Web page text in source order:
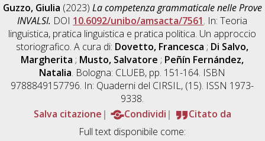
Guzzo, Giulia (2023) La competenza grammaticale nelle Prove
INVALSI. DOI 10.6092/unibo/amsacta/7561. In: Teoria
linguistica, pratica linguistica e pratica politica. Un approccio
storiografico. A cura di: Dovetto, Francesca ; Di Salvo,
Margherita ; Musto, Salvatore ; Peñín Fernández,
Natalia. Bologna: CLUEB, pp. 151-164. ISBN
9788849157796. In: Quaderni del CIRSIL, (15). ISSN 1973-
9338.
Salva citazione
Condividi
Citato da
Full text disponibile come: